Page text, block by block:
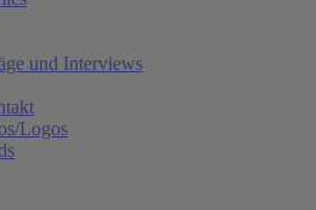
und Interviews
Logos